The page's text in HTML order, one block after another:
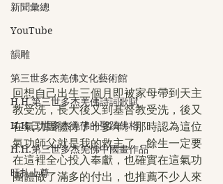
新聞彙總
YouTube
韻雕
第三世多杰羌佛文化藝術館
H.H.第三世多杰羌佛詩詞歌賦
H.H.三世多杰羌佛的聖蹟佛格
H.H.第三世多杰羌佛中國畫作品
旺扎上尊
回想自己出生三個月即被家母帶到天主
教受洗，長大後又到基督教受洗，後又
在氣功團體待了十多年。那時認為這位
氣功師父就是我的救主了，餘生一定要
在這裡全心投入奉獻，也確實在這氣功
團體做了滿多的付出，也推薦不少人來